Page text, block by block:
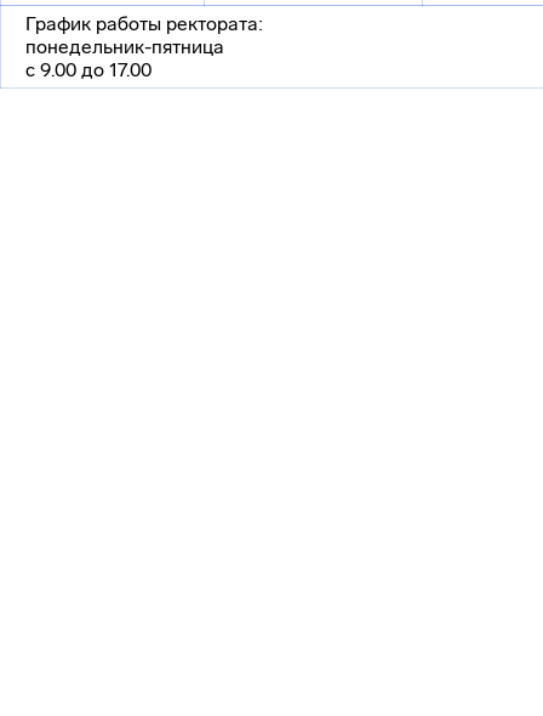
График работы ректората:
понедельник-пятница
с 9.00 до 17.00